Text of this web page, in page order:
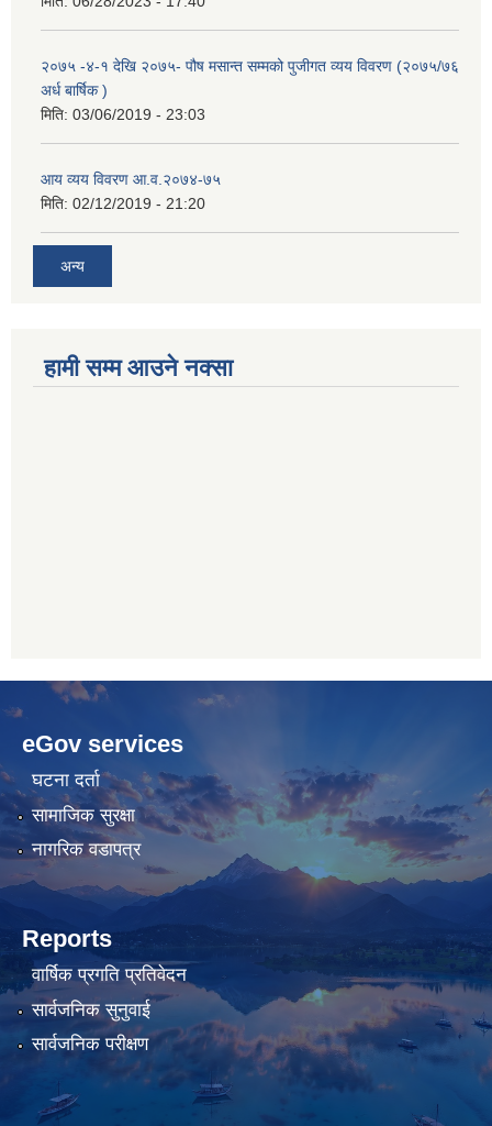
२०७५ -४-१ देखि २०७५- पौष मसान्त सम्मको पुजीगत व्यय विवरण (२०७५/७६
अर्ध बार्षिक )
मिति: 03/06/2019 - 23:03
आय व्यय विवरण आ.व.२०७४-७५
मिति: 02/12/2019 - 21:20
अन्य
हामी सम्म आउने नक्सा
betwild
cratosroyalbet
bahis
siteleri
hdasianporns.net
lunadark.org
bahis
siteleri
eGov services
घटना दर्ता
सामाजिक सुरक्षा
नागरिक वडापत्र
Reports
वार्षिक प्रगति प्रतिवेदन
सार्वजनिक सुनुवाई
सार्वजनिक परीक्षण